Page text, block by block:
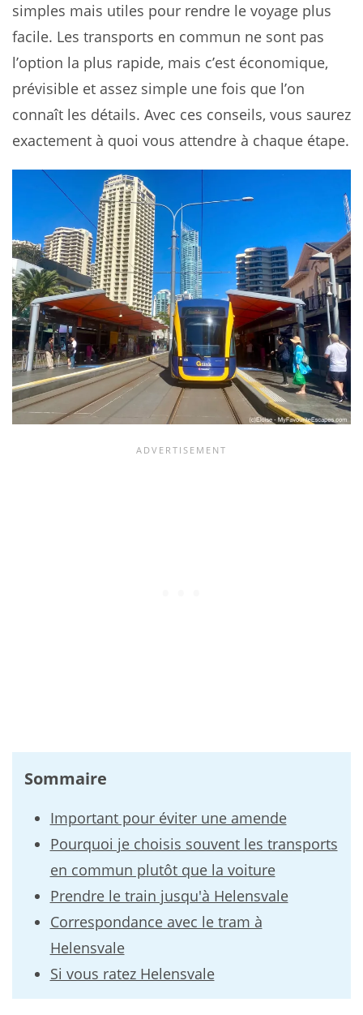
simples mais utiles pour rendre le voyage plus
facile. Les transports en commun ne sont pas
l’option la plus rapide, mais c’est économique,
prévisible et assez simple une fois que l’on
connaît les détails. Avec ces conseils, vous saurez
exactement à quoi vous attendre à chaque étape.
Sommaire
Important pour éviter une amende
Pourquoi je choisis souvent les transports
en commun plutôt que la voiture
Prendre le train jusqu'à Helensvale
Correspondance avec le tram à
Helensvale
Si vous ratez Helensvale